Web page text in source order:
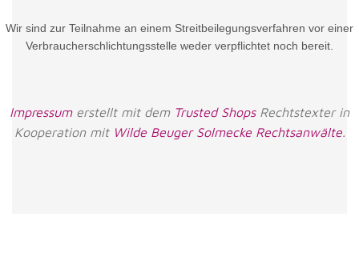
Wir sind zur Teilnahme an einem Streitbeilegungsverfahren vor einer
Verbraucherschlichtungsstelle weder verpflichtet noch bereit.
Impressumerstellt mit dem Trusted ShopsRechtstexter in
Kooperation mit Wilde Beuger Solmecke Rechtsanwälte.